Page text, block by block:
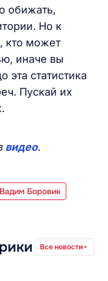
обижать,
Но к
кто может
иначе вы
статистика
Пускай их
видео.
Боровик
Все новости